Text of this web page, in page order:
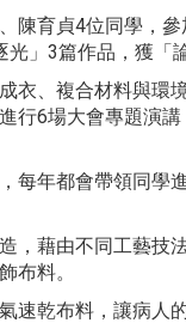
陳育貞4位同學，
」3篇作品，獲「
、複合材料與環
行6場大會專題演
每年都會帶領同學
，藉由不同工藝技
布料。
速乾布料，讓病人